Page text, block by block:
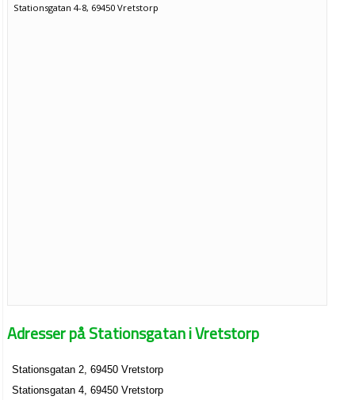
Stationsgatan 4-8, 69450 Vretstorp
Adresser på Stationsgatan i Vretstorp
Stationsgatan 2, 69450 Vretstorp
Stationsgatan 4, 69450 Vretstorp